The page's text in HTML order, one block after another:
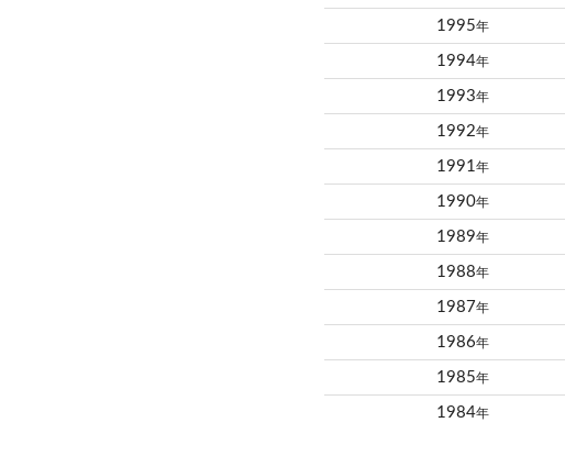
1995年
1994年
1993年
1992年
1991 年
1990年
1989年
1988年
1987年
1986年
1985年
1984年